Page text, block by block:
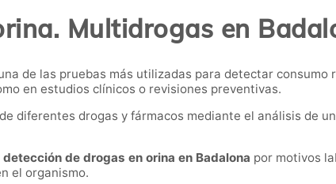
Multidrogas en
de las pruebas más utilizadas para detectar
en estudios clínicos o revisiones preventivas.
diferentes drogas y fármacos mediante el análisis de
de drogas en orina en Badalona por motivos
el organismo.